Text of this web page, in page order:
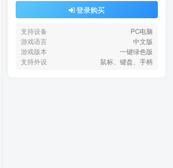
登录购买
支持设备
PC电脑
游戏语言
中文版
游戏版本
一键绿色版
支持外设
鼠标、键盘、手柄